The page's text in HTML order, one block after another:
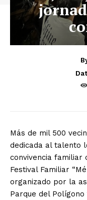
Más de mil 500
dedicada al talento
convivencia familiar
Festival Familiar
organizado por la
Parque del Polígono